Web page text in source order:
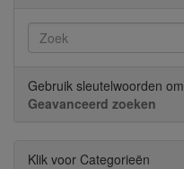
Gebruik sleutelwoorden
Geavanceerd zoeken
Klik voor Categorieën